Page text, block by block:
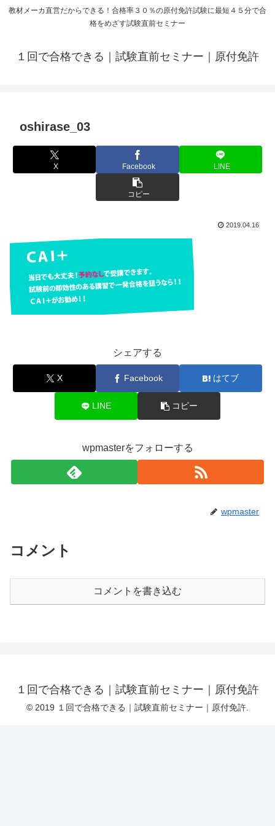
教材メーカ直営だからできる！合格率３０％の原付免許試験に最短４５分で合
格をめざす試験直前セミナー
１回で合格できる｜試験直前セミナー｜原付免許
oshirase_03
X Facebook LINE
コピー
2019.04.16
シェアする
X Facebook はてブ
LINE コピー
wpmasterをフォローする
wpmaster
コメント
コメントを書き込む
１回で合格できる｜試験直前セミナー｜原付免許
© 2019 １回で合格できる｜試験直前セミナー｜原付免許.